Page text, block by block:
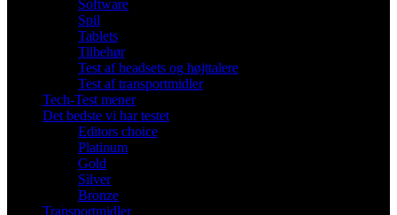
Software
Spil
Tablets
Tilbehør
Test af headsets og højttalere
Test af transportmidler
Tech-Test mener
Det bedste vi har testet
Editors choice
Platinum
Gold
Silver
Bronze
Transportmidler